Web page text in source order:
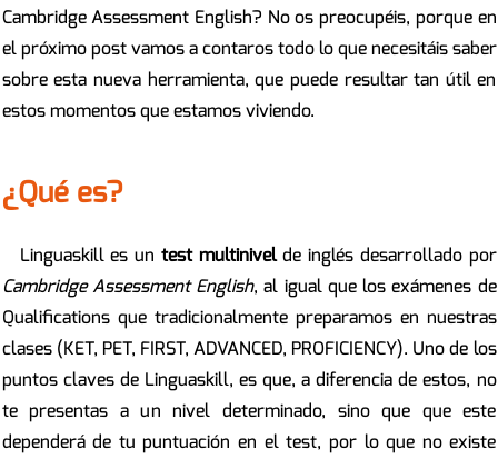
Cambridge Assessment English? No os preocupéis, porque en
el próximo post vamos a contaros todo lo que necesitáis saber
sobre esta nueva herramienta, que puede resultar tan útil en
estos momentos que estamos viviendo.
¿Qué es?
Linguaskill es un test multinivelde inglés desarrollado por
Cambridge Assessment English, al igual que los exámenes de
Qualifications que tradicionalmente preparamos en nuestras
clases (KET, PET, FIRST, ADVANCED, PROFICIENCY). Uno de los
puntos claves de Linguaskill, es que, a diferencia de estos, no
te presentas a un nivel determinado, sino que que este
dependerá de tu puntuación en el test, por lo que no existe